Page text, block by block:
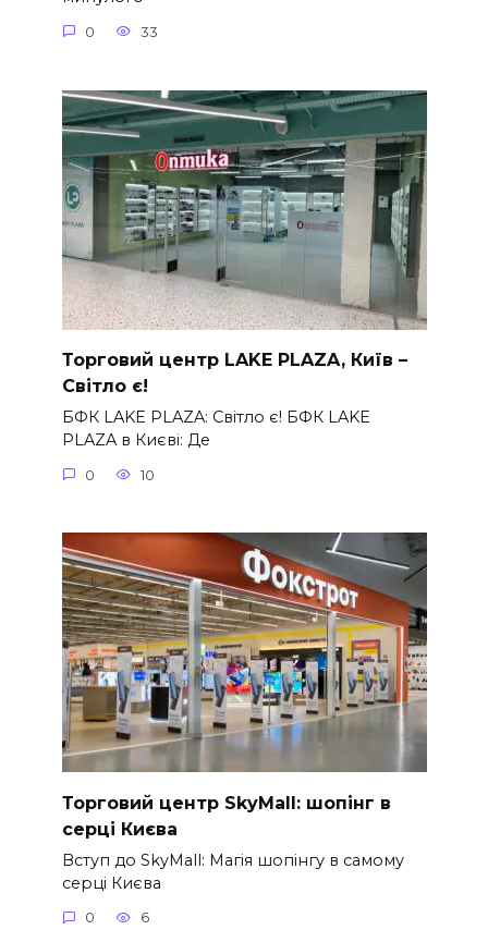
0 33
Торговий центр LAKE PLAZA, Київ –
Світло є!
БФК LAKE PLAZA: Світло є! БФК LAKE
PLAZA в Києві: Де
0 10
Торговий центр SkyMall: шопінг в
серці Києва
Вступ до SkyMall: Магія шопінгу в самому
серці Києва
0 6